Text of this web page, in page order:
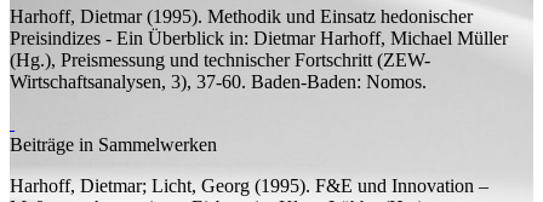
Harhoff, Dietmar(1995). Methodik und Einsatz hedonischer
Preisindizes - Ein Überblick in: Dietmar Harhoff, Michael Müller
(Hg.), Preismessung und technischer Fortschritt (ZEW-
Wirtschaftsanalysen, 3), 37-60. Baden-Baden: Nomos.
Beiträge in Sammelwerken
Harhoff, Dietmar; Licht, Georg (1995). F&E und Innovation –